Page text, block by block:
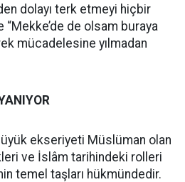
dolayı terk etmeyi hiçbir
de olsam buraya
mücadelesine yılmadan
ekseriyeti Müslüman olan
ve İslâm tarihindeki rolleri
temel taşları hükmündedir.